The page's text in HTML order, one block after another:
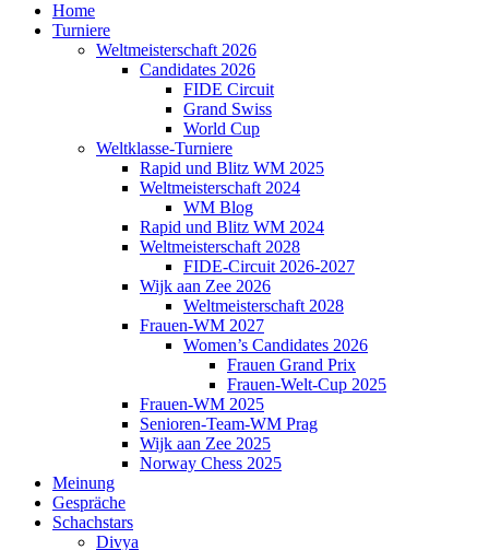
Home
Turniere
Weltmeisterschaft 2026
Candidates 2026
FIDE Circuit
Grand Swiss
World Cup
Weltklasse-Turniere
Rapid und Blitz WM 2025
Weltmeisterschaft 2024
WM Blog
Rapid und Blitz WM 2024
Weltmeisterschaft 2028
FIDE-Circuit 2026-2027
Wijk aan Zee 2026
Weltmeisterschaft 2028
Frauen-WM 2027
Women’s Candidates 2026
Frauen Grand Prix
Frauen-Welt-Cup 2025
Frauen-WM 2025
Senioren-Team-WM Prag
Wijk aan Zee 2025
Norway Chess 2025
Meinung
Gespräche
Schachstars
Divya